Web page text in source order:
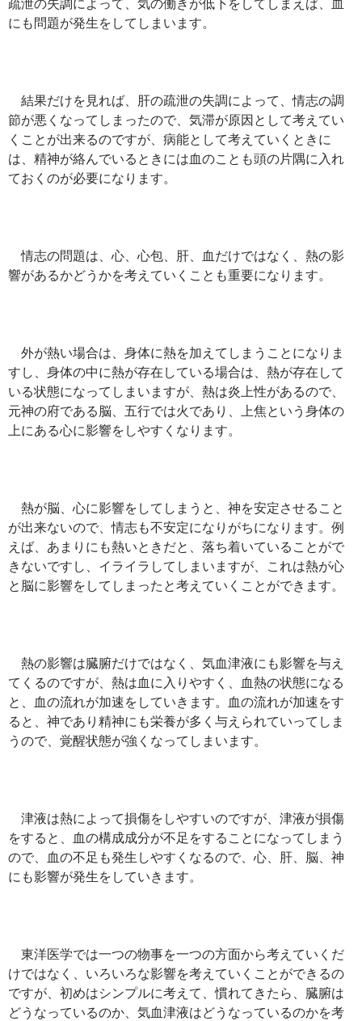
にも問題が発生をしてしまいます。
結果だけを見れば、肝の疏泄の失調によって、情志の調
節が悪くなってしまったので、気滞が原因として考えてい
くことが出来るのですが、病能として考えていくときに
は、精神が絡んでいるときには血のことも頭の片隅に入れ
ておくのが必要になります。
情志の問題は、心、心包、肝、血だけではなく、熱の影
響があるかどうかを考えていくことも重要になります。
外が熱い場合は、身体に熱を加えてしまうことになりま
すし、身体の中に熱が存在している場合は、熱が存在して
いる状態になってしまいますが、熱は炎上性があるので、
元神の府である脳、五行では火であり、上焦という身体の
上にある心に影響をしやすくなります。
熱が脳、心に影響をしてしまうと、神を安定させること
が出来ないので、情志も不安定になりがちになります。例
えば、あまりにも熱いときだと、落ち着いていることがで
きないですし、イライラしてしまいますが、これは熱が心
と脳に影響をしてしまったと考えていくことができます。
熱の影響は臓腑だけではなく、気血津液にも影響を与え
てくるのですが、熱は血に入りやすく、血熱の状態になる
と、血の流れが加速をしていきます。血の流れが加速をす
ると、神であり精神にも栄養が多く与えられていってしま
うので、覚醒状態が強くなってしまいます。
津液は熱によって損傷をしやすいのですが、津液が損傷
をすると、血の構成成分が不足をすることになってしまう
ので、血の不足も発生しやすくなるので、心、肝、脳、神
にも影響が発生をしていきます。
東洋医学では一つの物事を一つの方面から考えていくだ
けではなく、いろいろな影響を考えていくことができるの
ですが、初めはシンプルに考えて、慣れてきたら、臓腑は
どうなっているのか、気血津液はどうなっているのかを考